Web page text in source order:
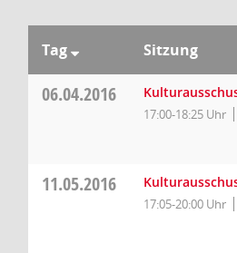
Tag Sitzung
06.04.2016
17:00-18:25 Uhr
11.05.2016
17:05-20:00 Uhr